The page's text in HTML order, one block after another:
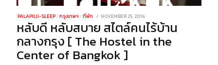
PALAPILII-SLEEP /กรุงเทพฯ /ที่พัก
POSTED
NOVEMBER 25, 2016
29,
2021
หลับดี หลับสบาย สไตล์คนไร้บ้าน
กลางกรุง [ The Hostel in the
Center of Bangkok ]